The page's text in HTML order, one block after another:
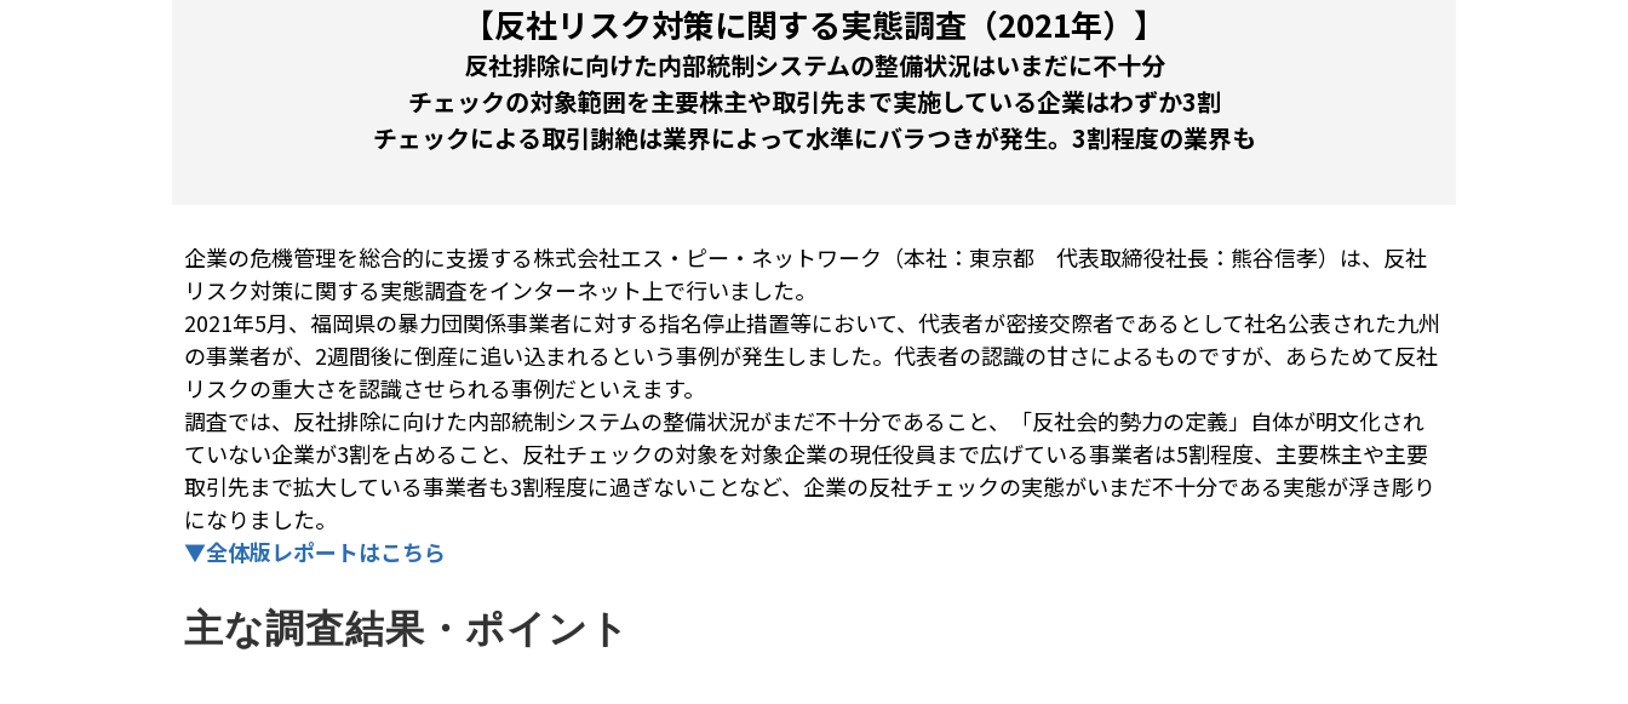
【反社リスク対策に関する実態調査（2021年）】
反社排除に向けた内部統制システムの整備状況はいまだに不十分
チェックの対象範囲を主要株主や取引先まで実施している企業はわずか3割
チェックによる取引謝絶は業界によって水準にバラつきが発生。3割程度の業界も
企業の危機管理を総合的に支援する株式会社エス・ピー・ネットワーク（本社：東京都 代表取締役社長：熊谷信孝）は、反社
リスク対策に関する実態調査をインターネット上で行いました。
2021年5月、福岡県の暴力団関係事業者に対する指名停止措置等において、代表者が密接交際者であるとして社名公表された九州
の事業者が、2週間後に倒産に追い込まれるという事例が発生しました。代表者の認識の甘さによるものですが、あらためて反社
リスクの重大さを認識させられる事例だといえます。
調査では、反社排除に向けた内部統制システムの整備状況がまだ不十分であること、「反社会的勢力の定義」自体が明文化され
ていない企業が3割を占めること、反社チェックの対象を対象企業の現任役員まで広げている事業者は5割程度、主要株主や主要
取引先まで拡大している事業者も3割程度に過ぎないことなど、企業の反社チェックの実態がいまだ不十分である実態が浮き彫り
になりました。
▼全体版レポートはこちら
主な調査結果・ポイント